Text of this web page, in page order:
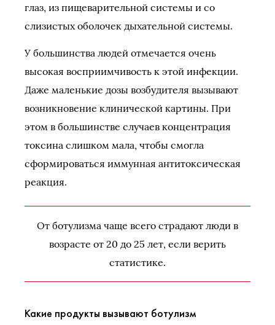
глаз, из пищеварительной системы и со
слизистых оболочек дыхательной системы.
У большинства людей отмечается очень
высокая восприимчивость к этой инфекции.
Даже маленькие дозы возбудителя вызывают
возникновение клинической картины. При
этом в большинстве случаев концентрация
токсина слишком мала, чтобы смогла
сформироваться иммунная антитоксическая
реакция.
От ботулизма чаще всего страдают люди в
возрасте от 20 до 25 лет, если верить
статистике.
Какие продукты вызывают ботулизм